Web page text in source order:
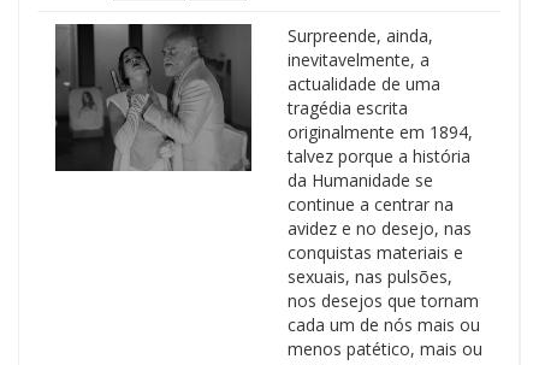
Surpreende, ainda,
inevitavelmente, a
actualidade de uma
tragédia escrita
originalmente em 1894,
talvez porque a história
da Humanidade se
continue a centrar na
avidez e no desejo, nas
conquistas materiais e
sexuais, nas pulsões,
nos desejos que tornam
cada um de nós mais ou
menos patético, mais ou